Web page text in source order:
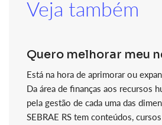
Veja também
Quero melhorar meu
Está na hora de aprimorar ou
Da área de finanças aos recursos
pela gestão de cada uma das
SEBRAE RS tem conteúdos,